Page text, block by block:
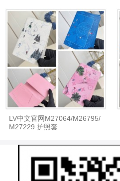
LV中文官网M27064/M26795/
M27229 护照套